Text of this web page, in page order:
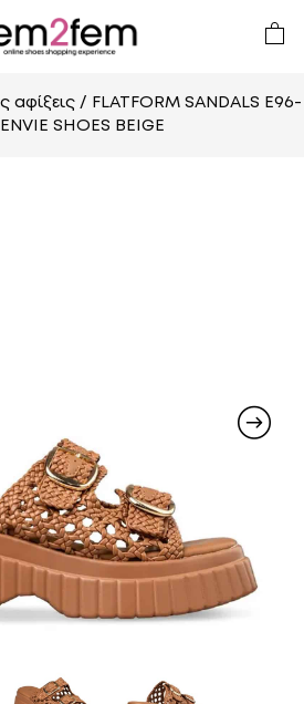
αφίξεις / FLATFORM SANDALS E96-
SHOES BEIGE